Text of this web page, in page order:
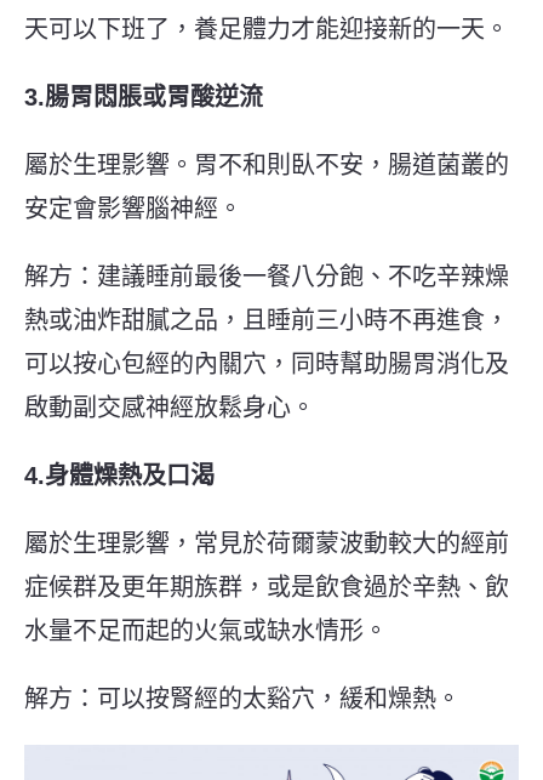
天可以下班了，養足體力才能迎接新的一天。
3.腸胃悶脹或胃酸逆流
屬於生理影響。胃不和則臥不安，腸道菌叢的
安定會影響腦神經。
解方：建議睡前最後一餐八分飽、不吃辛辣燥
熱或油炸甜膩之品，且睡前三小時不再進食，
可以按心包經的內關穴，同時幫助腸胃消化及
啟動副交感神經放鬆身心。
4.身體燥熱及口渴
屬於生理影響，常見於荷爾蒙波動較大的經前
症候群及更年期族群，或是飲食過於辛熱、飲
水量不足而起的火氣或缺水情形。
解方：可以按腎經的太谿穴，緩和燥熱。